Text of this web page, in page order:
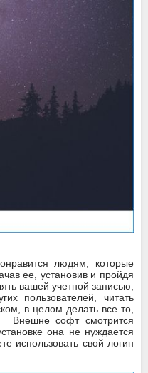
людям, которые
ее, установив и пройдя
вашей учетной записью,
пользователей, читать
в целом делать все то,
Внешне софт смотрится
она не нуждается
использовать свой логин